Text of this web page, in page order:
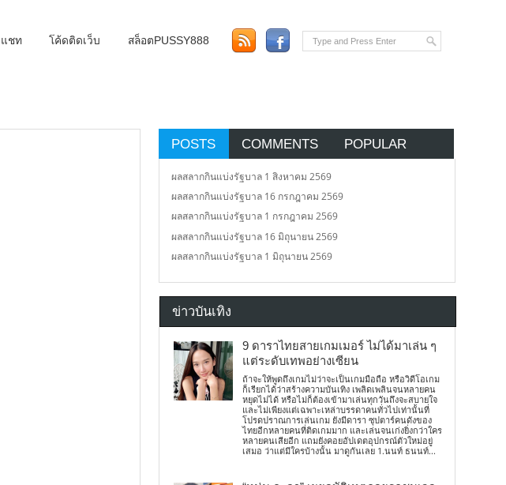
แชท โค้ดติดเว็บ สล็อตPUSSY888
POSTS COMMENTS POPULAR
ผลสลากกินแบ่งรัฐบาล 1 สิงหาคม 2569
ผลสลากกินแบ่งรัฐบาล 16 กรกฎาคม 2569
ผลสลากกินแบ่งรัฐบาล 1 กรกฎาคม 2569
ผลสลากกินแบ่งรัฐบาล 16 มิถุนายน 2569
ผลสลากกินแบ่งรัฐบาล 1 มิถุนายน 2569
ข่าวบันเทิง
9 ดาราไทยสายเกมเมอร์ ไม่ได้มาเล่น ๆ
แต่ระดับเทพอย่างเซียน
ถ้าจะให้พูดถึงเกมไม่ว่าจะเป็นเกมมือถือ หรือวิดีโอเกม
ก็เรียกได้ว่าสร้างความบันเทิง เพลิดเพลินจนหลายคน
หยุดไม่ได้ หรือไม่ก็ต้องเข้ามาเล่นทุกวันถึงจะสบายใจ
และไม่เพียงแต่เฉพาะเหล่าบรรดาคนทั่วไปเท่านั้นที่
โปรดปราณการเล่นเกม ยังมีดารา ซุปตาร์คนดังของ
ไทยอีกหลายคนที่ติดเกมมาก และเล่นจนเก่งยิ่งกว่าใคร
หลายคนเสียอีก แถมยังคอยอัปเดตอุปกรณ์ตัวใหม่อยู่
เสมอ ว่าแต่มีใครบ้างนั้น มาดูกันเลย 1.นนท์ ธนนท์...